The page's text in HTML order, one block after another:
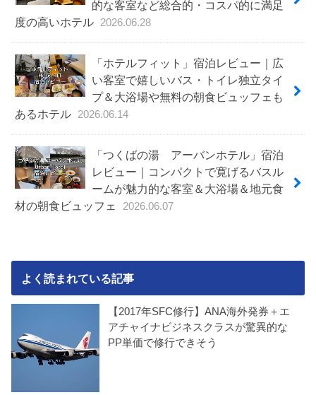
的な客室など総合的・コスパ的に満足
度の高いホテル
2026.06.28
「ホテルフィット」宿泊レビュー｜広
い客室で嬉しいバス・トイレ独立タイ
プ＆大浴場や無料の朝食ビュッフェも
あるホテル
2026.06.14
「つくばの湯 アーバンホテル」宿泊
レビュー｜コンパクトで寛げるバスル
ームが魅力的な客室＆大浴場＆地元食
材の朝食ビュッフェ
2026.06.07
よく読まれている記事
【2017年SFC修行】ANA海外発券＋エ
アチャイナビジネスクラスが驚異的な
PP単価で修行できそう